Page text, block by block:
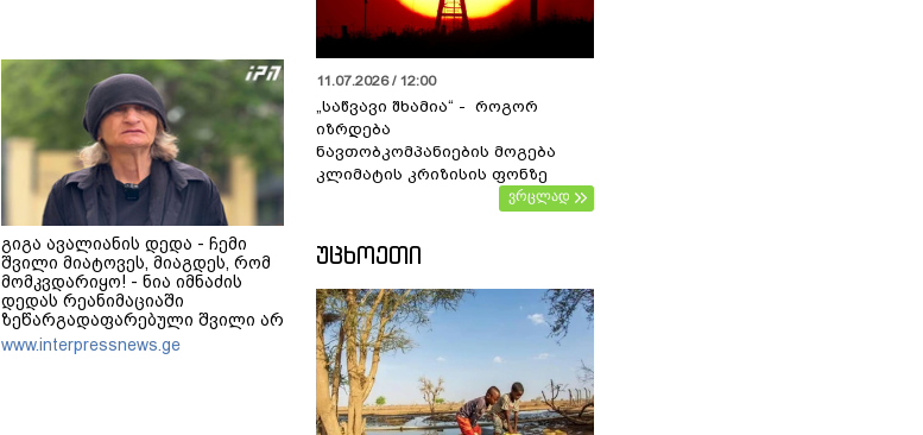
გიგა ავალიანის დედა - ჩემი
შვილი მიატოვეს, მიაგდეს, რომ
მომკვდარიყო! - ნია იმნაძის
დედას რეანიმაციაში
ზეწარგადაფარებული შვილი არ
უნახავს - ჩემი აზრით, ანასტასია
ბერუაშვილსაც დაიჭერენ
www.interpressnews.ge
11.07.2026 / 12:00
„საწვავი შხამია“ - როგორ
იზრდება
ნავთობკომპანიების მოგება
კლიმატის კრიზისის ფონზე
ვრცლად
ᲣᲪᲮᲝᲔᲗᲘ